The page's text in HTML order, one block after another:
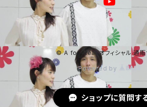
© A for-Real オフィシャル 通販
Powered by
ショップに質問す